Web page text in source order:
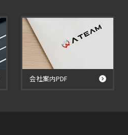
会社案内PDF